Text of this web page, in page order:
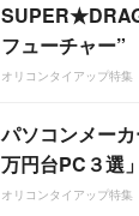
フューチャー”
オリコンタイアップ特集
パソコンメー
万円台PC３選」
オリコンタイアップ特集